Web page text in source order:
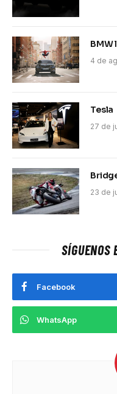
BMW
4 de
Tesla
27 de
23 de
SÍGUENOS
Facebook
WhatsApp